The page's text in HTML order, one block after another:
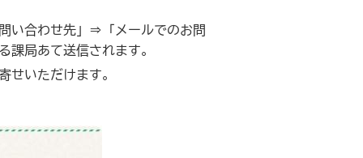
い合わせ先」⇒「メールでのお問
課局あて送信されます。
せいただけます。